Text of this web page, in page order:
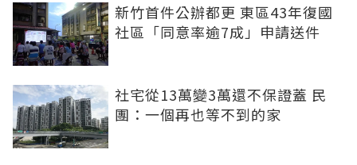
新竹首件公辦都更 東區43年復國
社區「同意率逾7成」申請送件
社宅從13萬變3萬還不保證蓋 民
團：一個再也等不到的家